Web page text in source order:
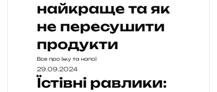
найкраще та як
не пересушити
продукти
Все про їжу та напої
29.09.2024
Їстівні равлики: